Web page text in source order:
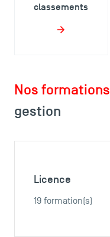
classements
Nos formations
gestion
Licence
19 formation(s)